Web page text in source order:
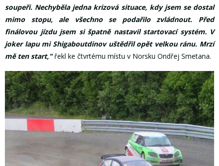
soupeři. Nechyběla jedna krizová situace, kdy jsem se dostal
mimo stopu, ale všechno se podařilo zvládnout. Před
finálovou jízdu jsem si špatně nastavil startovací systém. V
joker lapu mi Shigaboutdinov uštědřil opět velkou ránu. Mrzí
mě ten start," řekl ke čtvrtému místu v Norsku Ondřej Smetana.